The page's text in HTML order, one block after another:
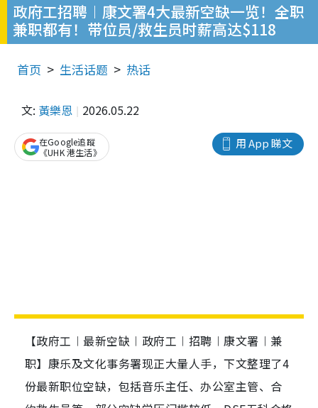
政府工招聘︱康文署4大最新空缺一览！全职
兼职都有！带位员/救生员时薪高达$118
首页 生活话题 热话
文: 黃樂恩 2026.05.22
用 App 睇文
在Google追蹤
《UHK 港生活》
【政府工︱最新空缺︱政府工︱招聘︱康文署︱兼
职】康乐及文化事务署现正大量人手，下文整理了4
份最新职位空缺，包括音乐主任、办公室主管、合